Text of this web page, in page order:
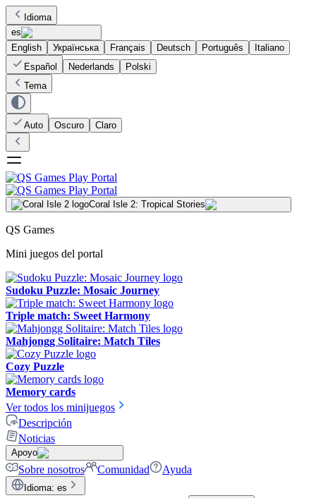
Idioma
es
English
Українська Français Deutsch Português
Italiano
Español
Nederlands
Polski
Tema
Auto Oscuro Claro
Coral Isle 2: Tropical Stories
QS Games
Mini juegos del portal
Sudoku Puzzle: Mosaic Journey
Triple match: Sweet Harmony
Mahjongg Solitaire: Match Tiles
Cozy Puzzle
Memory cards
Ver todos los minijuegos
Descripción
Noticias
Apoyo
Sobre nosotros Comunidad Ayuda
Idioma: es